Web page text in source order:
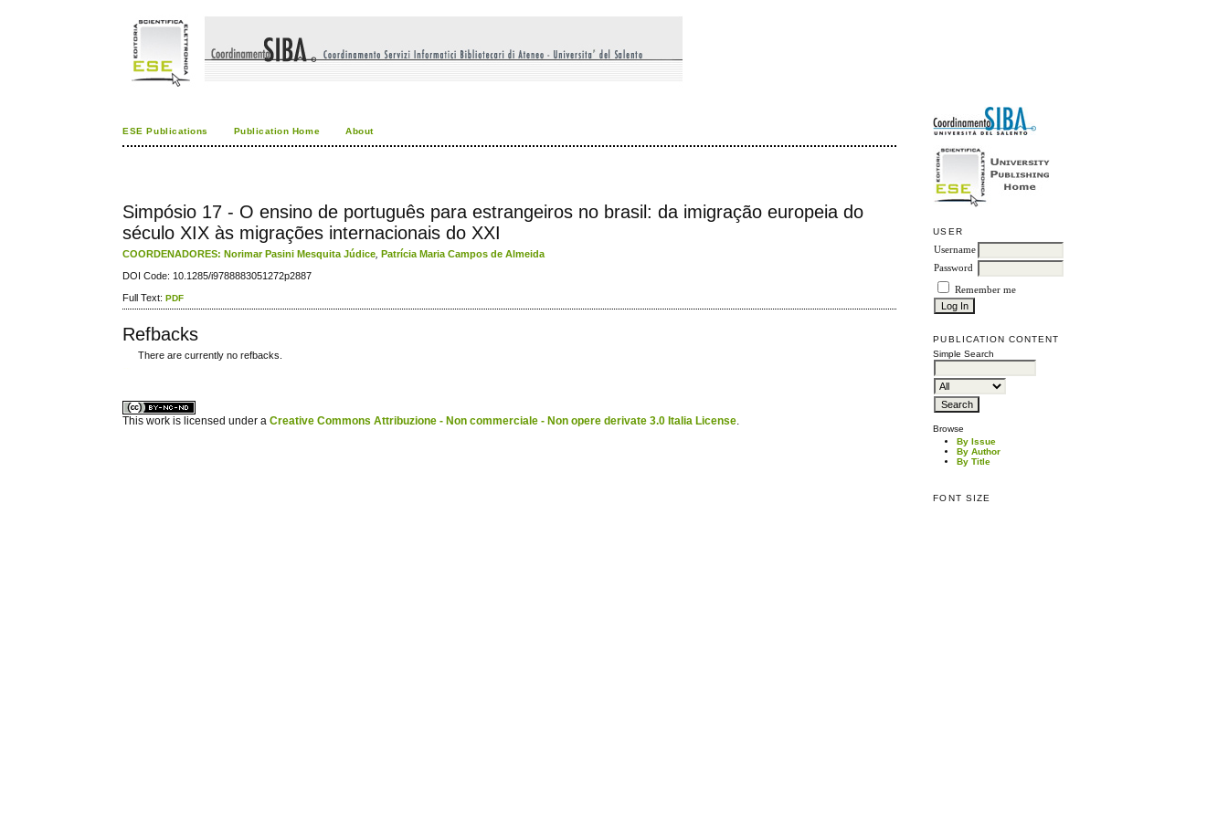
USER
Username
Password
Remember me
PUBLICATION CONTENT
Simple Search
Browse
By Issue
By Author
By Title
FONT SIZE
ESE Publications Publication Home About
Simpósio 17 - O ensino de português para estrangeiros no brasil: da imigração europeia do
século XIX às migrações internacionais do XXI
COORDENADORES: Norimar Pasini Mesquita Júdice ,Patrícia Maria Campos de Almeida
DOI Code: 10.1285/i9788883051272p2887
Full Text:PDF
Refbacks
There are currently no refbacks.
This work is licensed under aCreative Commons Attribuzione - Non commerciale - Non opere derivate 3.0 Italia License.